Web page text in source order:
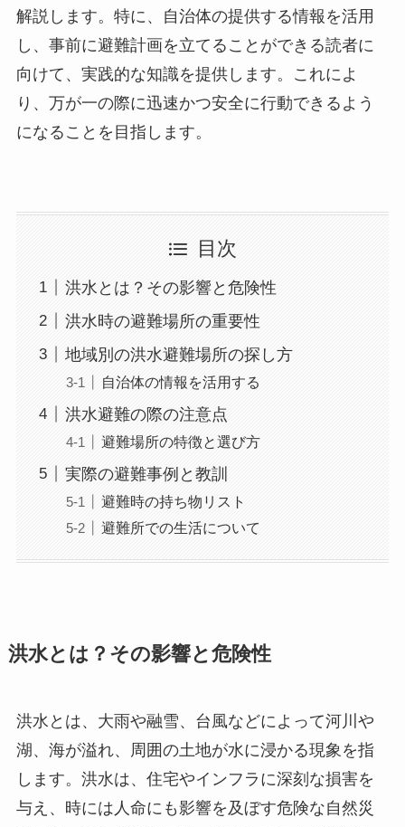
解説します。特に、自治体の提供する情報を活用
し、事前に避難計画を立てることができる読者に
向けて、実践的な知識を提供します。これによ
り、万が一の際に迅速かつ安全に行動できるよう
になることを目指します。
目次
洪水とは？その影響と危険性
洪水時の避難場所の重要性
地域別の洪水避難場所の探し方
自治体の情報を活用する
洪水避難の際の注意点
避難場所の特徴と選び方
実際の避難事例と教訓
避難時の持ち物リスト
避難所での生活について
洪水とは？その影響と危険性
洪水とは、大雨や融雪、台風などによって河川や
湖、海が溢れ、周囲の土地が水に浸かる現象を指
します。洪水は、住宅やインフラに深刻な損害を
与え、時には人命にも影響を及ぼす危険な自然災